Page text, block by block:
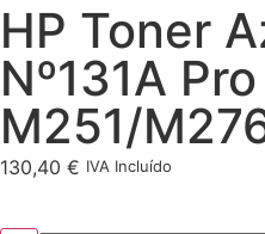
HP Toner
Nº131A Pro
M251/
130,40 € IVA Incluído